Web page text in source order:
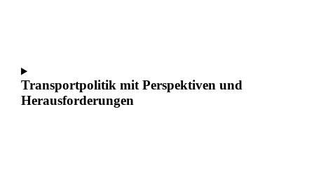
Transportpolitik mit Perspektiven und
Herausforderungen